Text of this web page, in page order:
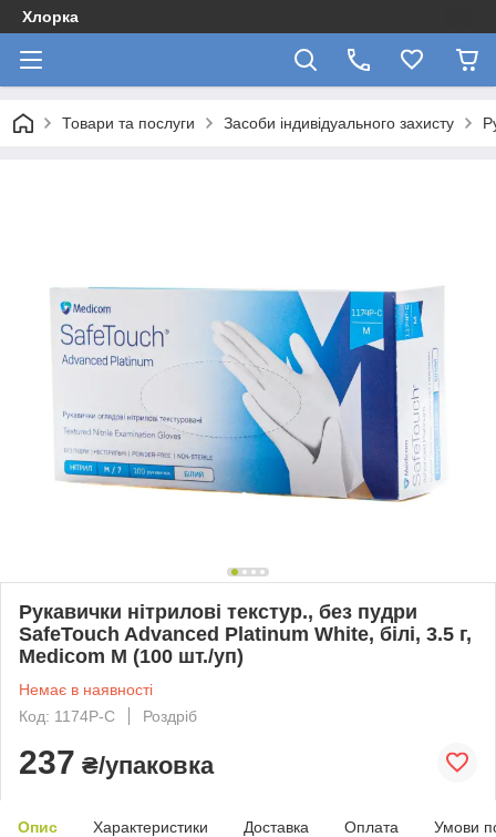
Хлорка
Товари та послуги Засоби індивідуального захисту
Рукавички нітрилові текстур., без пудри
SafeTouch Advanced Platinum White, білі, 3.5 г,
Medicom М (100 шт./уп)
Немає в наявності
Код: 1174Р-C
Роздріб
237 ₴/упаковка
Опис Характеристики Доставка Оплата Умови